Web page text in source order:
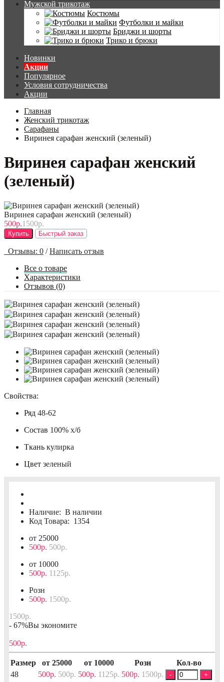
Мужской трикотаж
Костюмы
Футболки и майки
Бриджи и шорты
Трико и брюки
Новинки
Акции
Популярное
Условия сотрудничества
Акции
Главная
Женский трикотаж
Сарафаны
Виринея сарафан женский (зеленый)
Виринея сарафан женский
(зеленый)
Виринея сарафан женский (зеленый)
500р.1500р.
Купить Быстрый заказ
Отзывы: 0 / Написать отзыв
Все о товаре
Характеристики
Отзывов (0)
Свойства:
Ряд 48-62
Состав 100% х/б
Ткань кулирка
Цвет зеленый
Наличие: В наличии
Код Товара: 1354
от 25000
500р. 500р.
от 10000
500р. 1125р.
Розн
500р. 1500р.
1500р.
- 67%Вы экономите
500р.
Размер от 25000 от 10000 Розн
Кол-во
48
500р. 500р. 500р. 1125р. 500р. 1500р. - +